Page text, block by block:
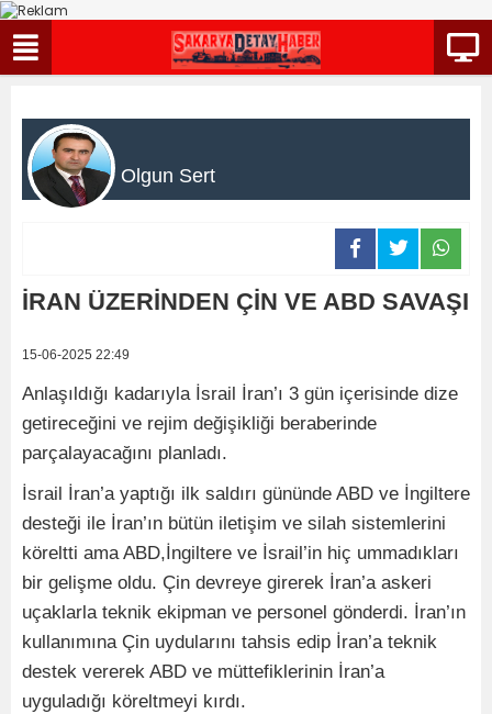
Olgun Sert
İRAN ÜZERİNDEN ÇİN VE ABD SAVAŞI
15-06-2025 22:49
Anlaşıldığı kadarıyla İsrail İran’ı 3 gün içerisinde dize
getireceğini ve rejim değişikliği beraberinde
parçalayacağını planladı.
İsrail İran’a yaptığı ilk saldırı gününde ABD ve İngiltere
desteği ile İran’ın bütün iletişim ve silah sistemlerini
köreltti ama ABD,İngiltere ve İsrail’in hiç ummadıkları
bir gelişme oldu. Çin devreye girerek İran’a askeri
uçaklarla teknik ekipman ve personel gönderdi. İran’ın
kullanımına Çin uydularını tahsis edip İran’a teknik
destek vererek ABD ve müttefiklerinin İran’a
uyguladığı köreltmeyi kırdı.